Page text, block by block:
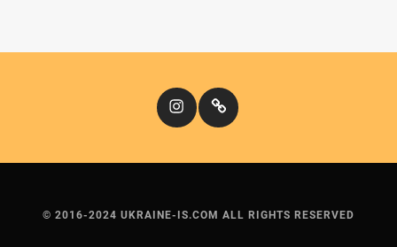
InstagramКіномандри
© 2016-2024 UKRAINE-IS.COM ALL RIGHTS RESERVED